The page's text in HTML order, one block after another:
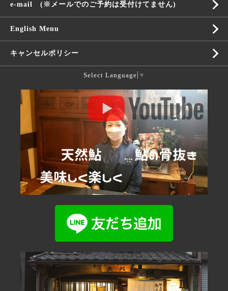
e-mail (※メールでのご予約は受付けてません)
English Menu
キャンセルポリシー
Select Language ▼